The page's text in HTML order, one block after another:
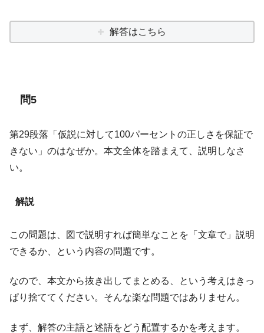
解答はこちら
問5
第29段落「仮説に対して100パーセントの正しさを保証で
きない」のはなぜか。本文全体を踏まえて、説明しなさ
い。
解説
この問題は、図で説明すれば簡単なことを「文章で」説明
できるか、という内容の問題です。
なので、本文から抜き出してまとめる、という考えはきっ
ぱり捨ててください。そんな楽な問題ではありません。
まず、解答の主語と述語をどう配置するかを考えます。